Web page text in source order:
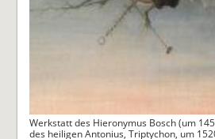
Werkstatt des Hieronymus Bosch (um
des heiligen Antonius, Triptychon, um